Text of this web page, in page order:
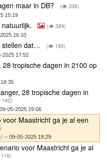
maar in DB? ( 338)
15:19
( 389)
16:10
stellen dat… ( 190)
2025 17:52
28 tropische dagen in 2100 op
28 tropische dagen in
142)
05-2025 19:06
Maastricht ga je al een
-- 09-05-2025 19:29
voor Maastricht ga je al